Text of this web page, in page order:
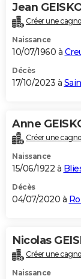
Jean
Créer une
Naissance
10/07/1960 à
Décès
17/10/2023 à
Anne
Créer une
Naissance
15/06/1922 à
Décès
04/07/2020 à
Nicolas
Créer une
Naissance